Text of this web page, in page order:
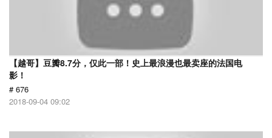
【越哥】豆瓣8.7分，仅此一部！史上最浪漫也最卖座的法国电
影！
# 676
2018-09-04 09:02